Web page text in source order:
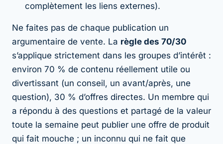
complètement les liens externes).
Ne faites pas de chaque publication un
argumentaire de vente. La règle des 70/30
s’applique strictement dans les groupes d’intérêt :
environ 70 % de contenu réellement utile ou
divertissant (un conseil, un avant/après, une
question), 30 % d’offres directes. Un membre qui
a répondu à des questions et partagé de la valeur
toute la semaine peut publier une offre de produit
qui fait mouche ; un inconnu qui ne fait que